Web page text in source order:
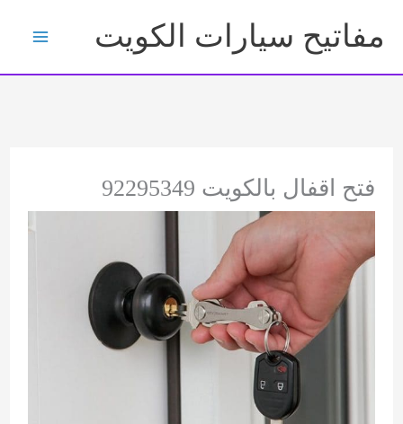
إلى
المحتوى
مفاتيح سيارات الكويت
فتح اقفال بالكويت 92295349